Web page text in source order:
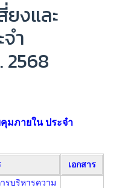
ยงและ
ำ
มภายใน ประจำ
เอกสาร
รบริหารความ